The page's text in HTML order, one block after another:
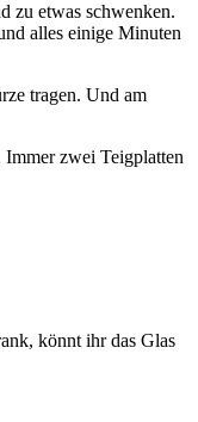
zu etwas schwenken.
alles einige Minuten
tragen. Und am
Immer zwei Teigplatten
könnt ihr das Glas